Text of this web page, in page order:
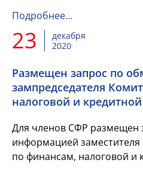
казначейских платежей».
Подробнее…
23
декабря
2020
Размещен запрос по
зампредседателя
налоговой и
Для членов СФР размещен
информацией заместителя
по финансам, налоговой и